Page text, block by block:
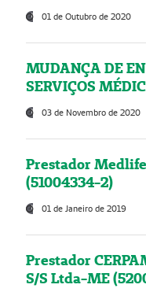
01 de Outubro de 2020
MUDANÇA DE
SERVIÇOS
03 de Novembro de 2020
Prestador
(51004334-2)
01 de Janeiro de 2019
Prestador
S/S Ltda-ME